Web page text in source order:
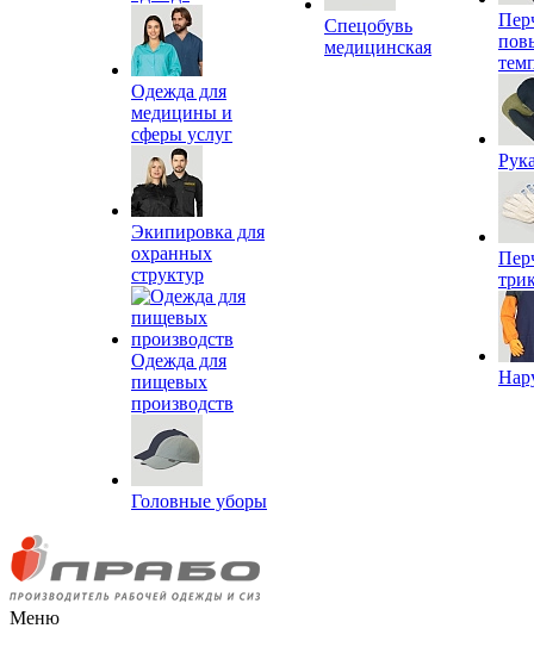
Одежда для
медицины и
сферы услуг
Экипировка для
охранных
структур
Одежда для
пищевых
производств
Головные уборы
Спецобувь
медицинская
Меню